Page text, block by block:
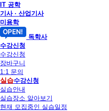
IT 공학
기사 · 산업기사
미용학
독학사
수강신청
수강신청
장바구니
1:1 문의
실습수강신청
실습안내
실습장소 알아보기
현재 모집중인 실습일정